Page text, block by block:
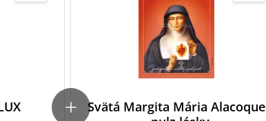
Svätá Margita Mária Alacoque